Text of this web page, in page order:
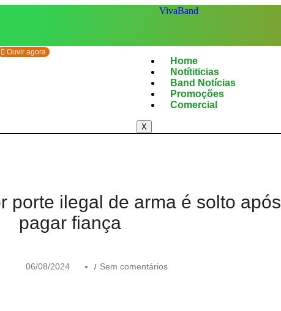
Home
Notítiticias
Band Notícias
Promoções
Comercial
X
Ouvir agora
porte ilegal de arma é solto após
pagar fiança
06/08/2024 / Sem comentários